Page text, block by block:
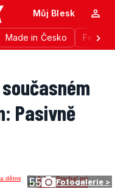
Made in Česko
Můj Blesk
Pasivně
55 Fotogalerie >